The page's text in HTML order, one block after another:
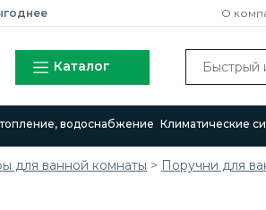
О
Каталог
водоснабжение Климатические
для ванной комнаты > Поручни для